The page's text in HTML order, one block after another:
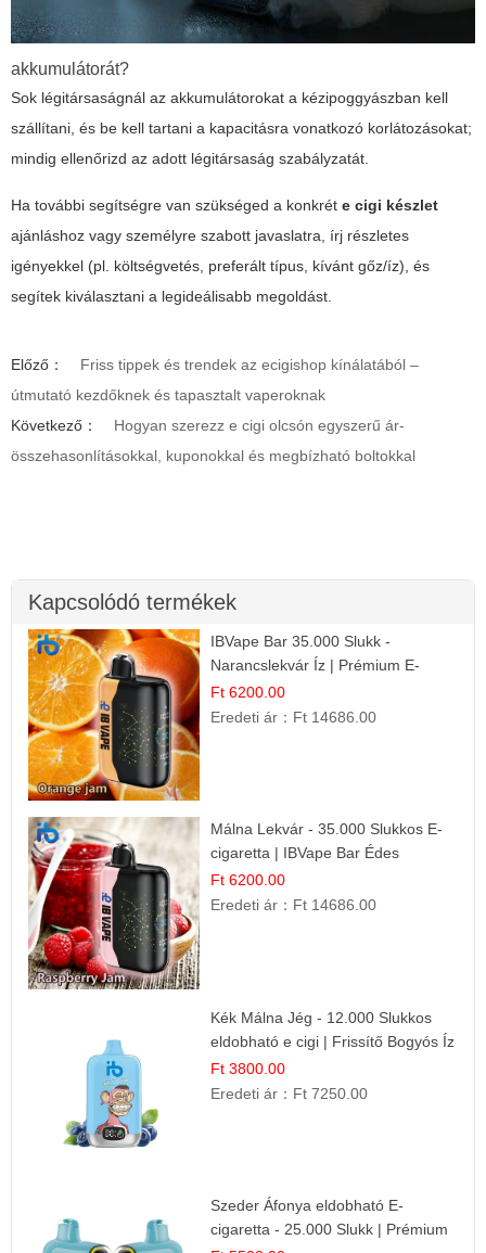
akkumulátorát?
Sok légitársaságnál az akkumulátorokat a kézipoggyászban kell
szállítani, és be kell tartani a kapacitásra vonatkozó korlátozásokat;
mindig ellenőrizd az adott légitársaság szabályzatát.
Ha további segítségre van szükséged a konkrét e cigi készlet
ajánláshoz vagy személyre szabott javaslatra, írj részletes
igényekkel (pl. költségvetés, preferált típus, kívánt gőz/íz), és
segítek kiválasztani a legideálisabb megoldást.
Előző：
Friss tippek és trendek az ecigishop kínálatából –
útmutató kezdőknek és tapasztalt vaperoknak
Következő：
Hogyan szerezz e cigi olcsón egyszerű ár-
összehasonlításokkal, kuponokkal és megbízható boltokkal
Kapcsolódó termékek
IBVape Bar 35.000 Slukk -
Narancslekvár Íz | Prémium E-
cigaretta
Ft 6200.00
Eredeti ár： Ft 14686.00
Málna Lekvár - 35.000 Slukkos E-
cigaretta | IBVape Bar Édes
Gyümölcs Íz
Ft 6200.00
Eredeti ár： Ft 14686.00
Kék Málna Jég - 12.000 Slukkos
eldobható e cigi | Frissítő Bogyós Íz
Ft 3800.00
Eredeti ár： Ft 7250.00
Szeder Áfonya eldobható E-
cigaretta - 25.000 Slukk | Prémium